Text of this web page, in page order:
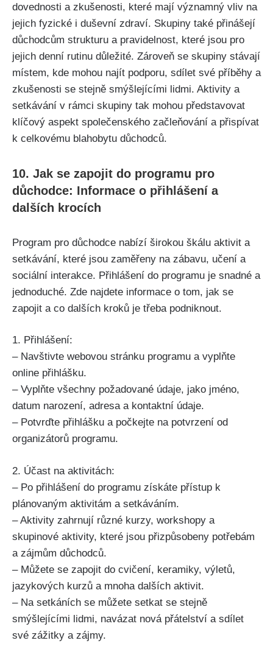
dovednosti a zkušenosti, které mají ⁤významný vliv na‌
jejich fyzické i duševní zdraví. Skupiny také přinášejí
důchodcům strukturu a pravidelnost,⁣ které jsou pro
jejich⁤ denní rutinu důležité. Zároveň se skupiny stávají
místem, kde mohou najít podporu, sdílet své příběhy ⁣a
zkušenosti se stejně smýšlejícími lidmi. Aktivity a
setkávání v rámci skupiny tak mohou představovat
klíčový aspekt společenského začleňování a‌ přispívat
k ⁣celkovému blahobytu důchodců.
10. Jak ​se zapojit do programu ⁤pro
důchodce: Informace o přihlášení a​
dalších krocích
Program pro důchodce nabízí širokou škálu aktivit a
setkávání, které jsou zaměřeny na zábavu, učení a
sociální interakce. Přihlášení do programu je snadné a
jednoduché. Zde najdete informace o tom, jak se
zapojit ​a co dalších kroků je třeba podniknout.
1. Přihlášení:
– Navštivte webovou stránku programu a vyplňte
online přihlášku.
– Vyplňte všechny požadované údaje, jako jméno,
datum narození, ‍adresa a kontaktní údaje.
– Potvrďte⁢ přihlášku a počkejte na​ potvrzení od
organizátorů programu.
2. Účast na aktivitách:
– Po přihlášení do programu získáte přístup k
plánovaným aktivitám a setkáváním.
– Aktivity zahrnují různé kurzy, workshopy a
skupinové aktivity, které jsou přizpůsobeny potřebám
a zájmům důchodců.
– Můžete se ⁢zapojit do⁣ cvičení, keramiky, výletů,
jazykových kurzů a mnoha dalších aktivit.
– Na setkáních⁤ se můžete setkat se stejně
smýšlejícími lidmi, navázat nová přátelství a sdílet
‌své zážitky a zájmy.